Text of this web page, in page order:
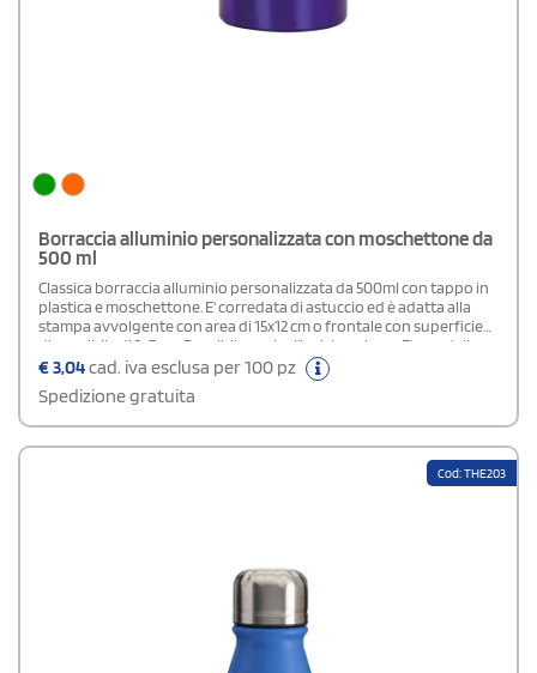
Borraccia alluminio personalizzata con moschettone da
500 ml
Classica borraccia alluminio personalizzata da 500ml con tappo in
plastica e moschettone. E' corredata di astuccio ed è adatta alla
stampa avvolgente con area di 15x12 cm o frontale con superficie
disponibile di 3x7 cm. Possibile anche l'incisione laser. E' una delle
borracce promozionali più richieste da aziende e negozi
sportive. Borracce personalizzabili o neutri.Area stampa: 2,5 x 8 cm
€3,04cad. iva esclusa per 100 pz
Spedizione gratuita
Cod: THE203